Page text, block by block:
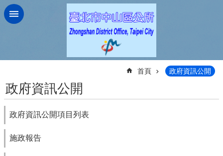
跳到主要內容區塊
首頁 政府資訊公開
政府資訊公開
政府資訊公開項目列表
施政報告